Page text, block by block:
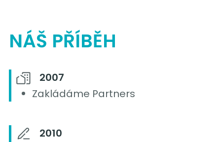
NÁŠ PŘÍBĚH
2007
Zakládáme Partners
2010